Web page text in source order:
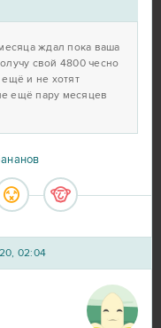
ждал пока ваша
свой 4800 чесно
и не хотят
ещё пару месяцев
02:04